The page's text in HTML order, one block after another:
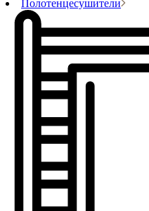
Полотенцесушители